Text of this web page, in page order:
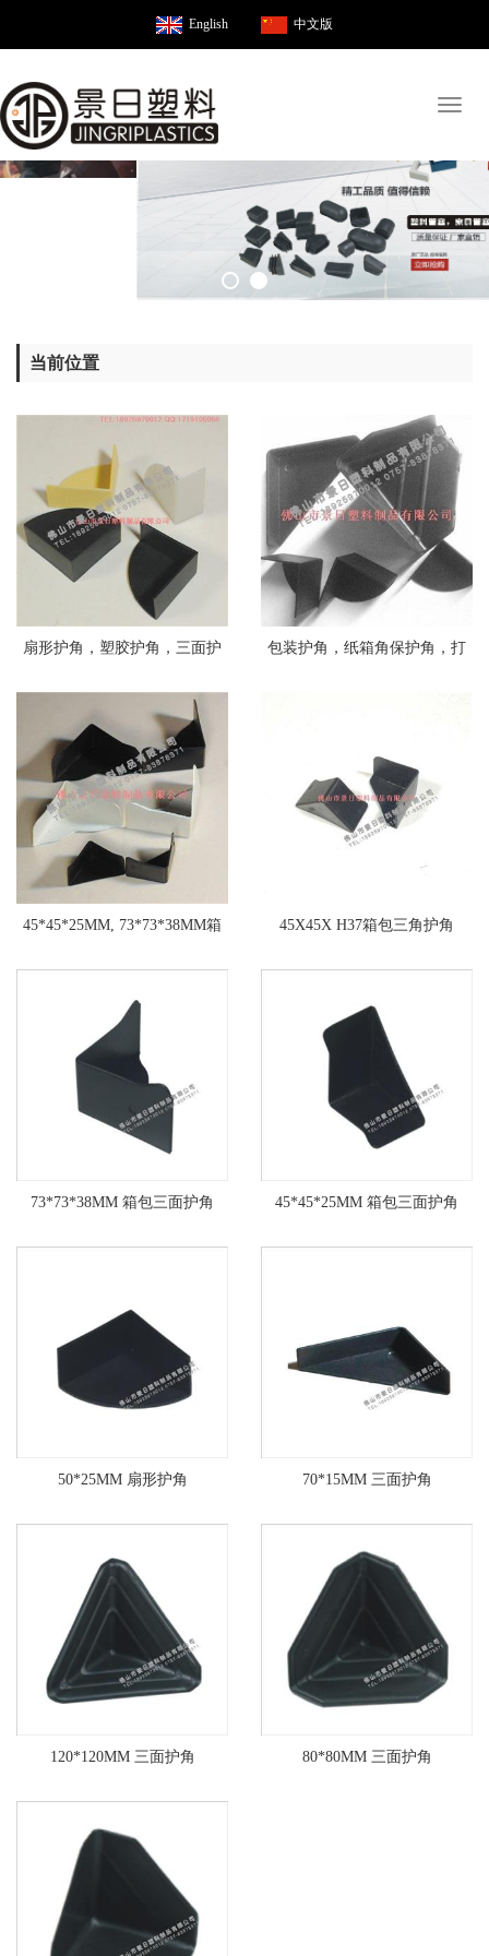
English 中文版
当前位置
扇形护角，塑胶护角，三面护
角
包装护角，纸箱角保护角，打
45*45*25MM, 73*73*38MM箱
包护角
45X45X H37箱包三角护角
73*73*38MM 箱包三面护角 45*45*25MM 箱包三面护角
50*25MM 扇形护角 70*15MM 三面护角
120*120MM 三面护角 80*80MM 三面护角